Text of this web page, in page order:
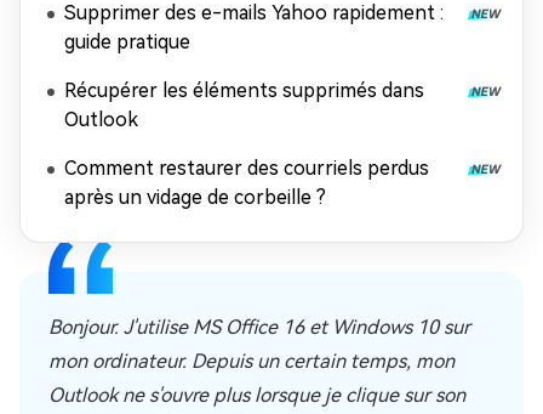
Supprimer des e-mails Yahoo rapidement :
guide pratique
Récupérer les éléments supprimés dans
Outlook
Comment restaurer des courriels perdus
après un vidage de corbeille ?
Bonjour. J'utilise MS Office 16 et Windows 10 sur
mon ordinateur. Depuis un certain temps, mon
Outlook ne s'ouvre plus lorsque je clique sur son